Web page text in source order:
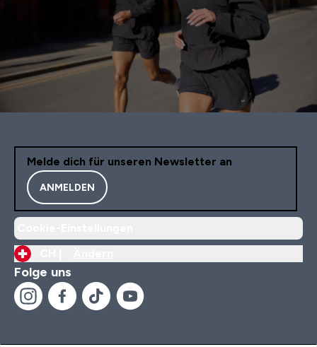
Melde dich für unseren Newsletter an
ANMELDEN
Folge uns